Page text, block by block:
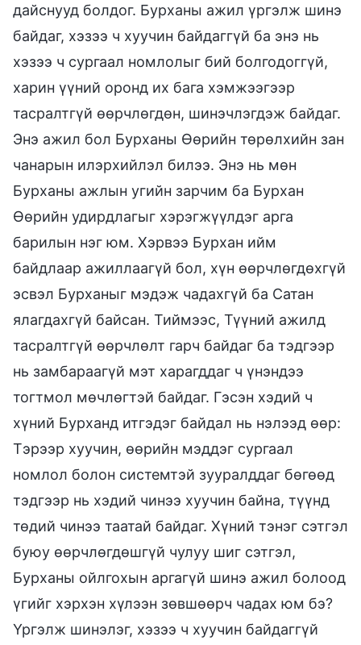
дайснууд болдог. Бурханы ажил үргэлж шинэ
байдаг, хэзээ ч хуучин байдаггүй ба энэ нь
хэзээ ч сургаал номлолыг бий болгодоггүй,
харин үүний оронд их бага хэмжээгээр
тасралтгүй өөрчлөгдөн, шинэчлэгдэж байдаг.
Энэ ажил бол Бурханы Өөрийн төрөлхийн зан
чанарын илэрхийлэл билээ. Энэ нь мөн
Бурханы ажлын угийн зарчим ба Бурхан
Өөрийн удирдлагыг хэрэгжүүлдэг арга
барилын нэг юм. Хэрвээ Бурхан ийм
байдлаар ажиллаагүй бол, хүн өөрчлөгдөхгүй
эсвэл Бурханыг мэдэж чадахгүй ба Сатан
ялагдахгүй байсан. Тиймээс, Түүний ажилд
тасралтгүй өөрчлөлт гарч байдаг ба тэдгээр
нь замбараагүй мэт харагддаг ч үнэндээ
тогтмол мөчлөгтэй байдаг. Гэсэн хэдий ч
хүний Бурханд итгэдэг байдал нь нэлээд өөр:
Тэрээр хуучин, өөрийн мэддэг сургаал
номлол болон системтэй зууралддаг бөгөөд
тэдгээр нь хэдий чинээ хуучин байна, түүнд
төдий чинээ таатай байдаг. Хүний тэнэг сэтгэл
буюу өөрчлөгдөшгүй чулуу шиг сэтгэл,
Бурханы ойлгохын аргагүй шинэ ажил болоод
үгийг хэрхэн хүлээн зөвшөөрч чадах юм бэ?
Үргэлж шинэлэг, хэзээ ч хуучин байдаггүй